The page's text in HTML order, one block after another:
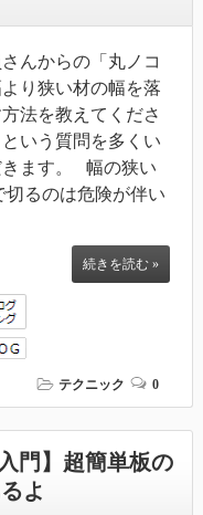
んからの「丸ノコ
り狭い材の幅を落
法を教えてくださ
いう質問を多くい
きます。 幅の狭い
るのは危険が伴い
続きを読む »
テクニック 0
門】超簡単板の
よ